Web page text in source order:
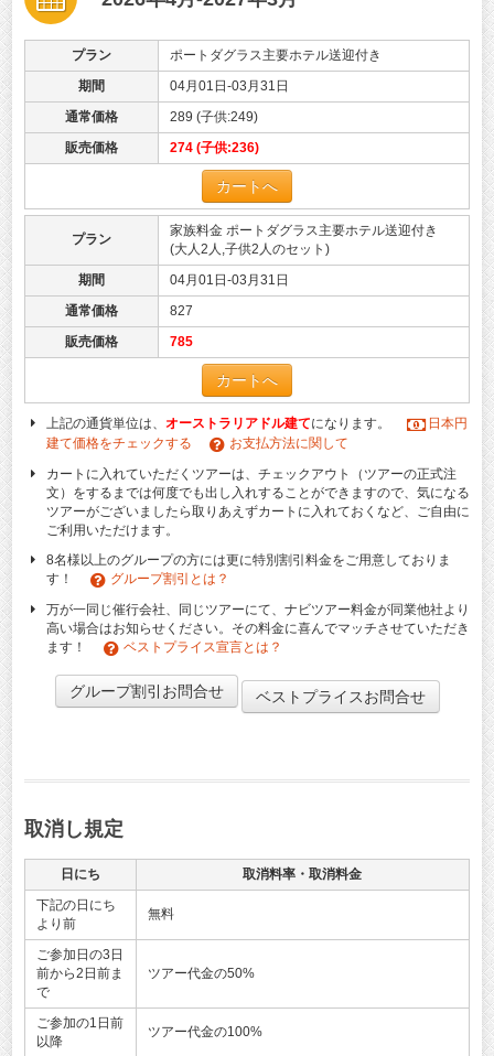
プラン
ポートダグラス主要ホテル送迎付き
期間
04月01日-03月31日
通常価格
289 (子供:249)
販売価格
274 (子供:236)
カートへ
プラン
家族料金 ポートダグラス主要ホテル送迎付き
(大人2人,子供2人のセット)
期間
04月01日-03月31日
通常価格
827
販売価格
785
カートへ
上記の通貨単位は、 オーストラリアドル建てになります。
日本円
建て価格をチェックする
お支払方法に関して
カートに入れていただくツアーは、チェックアウト（ツアーの正式注
文）をするまでは何度でも出し入れすることができますので、気になる
ツアーがございましたら取りあえずカートに入れておくなど、ご自由に
ご利用いただけます。
8名様以上のグループの方には更に特別割引料金をご用意しておりま
す！
グループ割引とは？
万が一同じ催行会社、同じツアーにて、ナビツアー料金が同業他社より
高い場合はお知らせください。その料金に喜んでマッチさせていただき
ます！
ベストプライス宣言とは？
グループ割引お問合せ ベストプライスお問合せ
取消し規定
日にち
取消料率・取消料金
下記の日にち
より前
無料
ご参加日の3日
前から2日前ま
で
ツアー代金の50%
ご参加の1日前
以降
ツアー代金の100%